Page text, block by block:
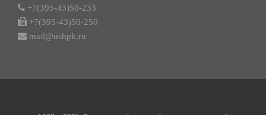
+7(395-43)50-233
+7(395-43)50-250
mail@ushpk.ru